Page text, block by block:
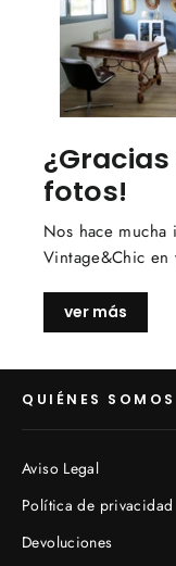
fotos!
Nos hace
Vintage&Chic en
ver más
QUIÉNES SOMOS
Aviso Legal
Política de privacidad
Devoluciones